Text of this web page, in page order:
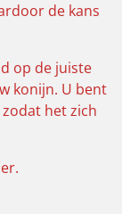
de kans
op de juiste
konijn. U bent
het zich